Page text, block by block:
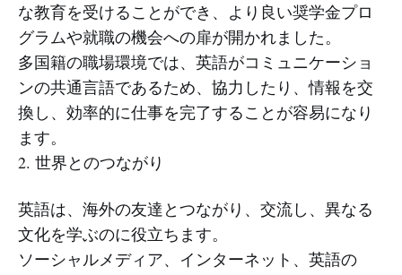
な教育を受けることができ、より良い奨学金プロ
グラムや就職の機会への扉が開かれました。
多国籍の職場環境では、英語がコミュニケーショ
ンの共通言語であるため、協力したり、情報を交
換し、効率的に仕事を完了することが容易になり
ます。
2. 世界とのつながり
英語は、海外の友達とつながり、交流し、異なる
文化を学ぶのに役立ちます。
ソーシャルメディア、インターネット、英語の